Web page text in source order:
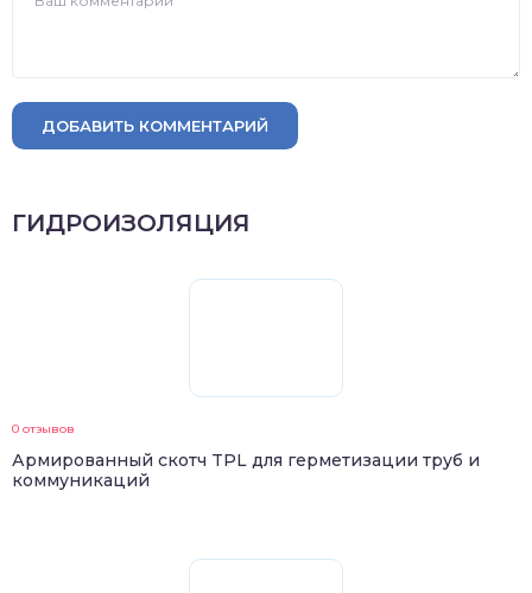
ДОБАВИТЬ КОММЕНТАРИЙ
ГИДРОИЗОЛЯЦИЯ
0 отзывов
Армированный скотч TPL для герметизации труб и
коммуникаций